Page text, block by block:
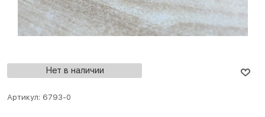
Нет в наличии
Артикул: 6793-0